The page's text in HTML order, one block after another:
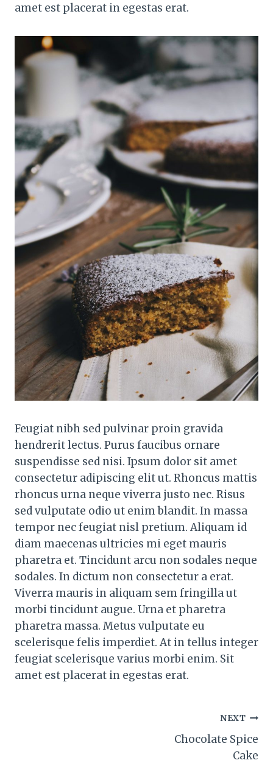
amet est placerat in egestas erat.
Feugiat nibh sed pulvinar proin gravida
hendrerit lectus. Purus faucibus ornare
suspendisse sed nisi. Ipsum dolor sit amet
consectetur adipiscing elit ut. Rhoncus mattis
rhoncus urna neque viverra justo nec. Risus
sed vulputate odio ut enim blandit. In massa
tempor nec feugiat nisl pretium. Aliquam id
diam maecenas ultricies mi eget mauris
pharetra et. Tincidunt arcu non sodales neque
sodales. In dictum non consectetur a erat.
Viverra mauris in aliquam sem fringilla ut
morbi tincidunt augue. Urna et pharetra
pharetra massa. Metus vulputate eu
scelerisque felis imperdiet. At in tellus integer
feugiat scelerisque varius morbi enim. Sit
amet est placerat in egestas erat.
NEXT
Chocolate Spice
Cake